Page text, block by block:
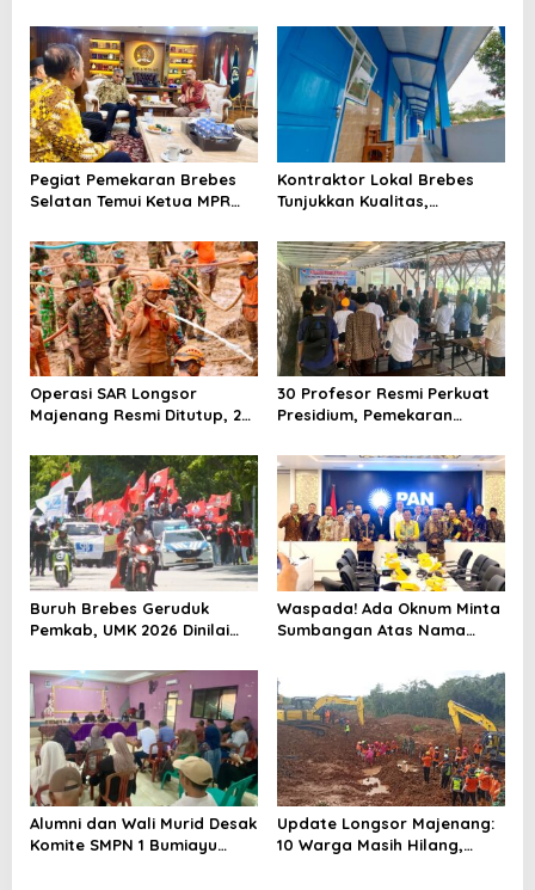
o
n
Telan Korban, Innova
Hantam Pohon di
Bantarkawung
Pansus DPRD Jateng Jadi
Tahap Berikutnya
Pegiat Pemekaran Brebes
Selatan Temui Ketua MPR
Dukungan Urus Berkas ke
Provinsi
Kontraktor Lokal Brebes
Tunjukkan Kualitas,
Negeri Brebes Rampung
Operasi SAR Longsor
Majenang Resmi Ditutup, 2
hingga Hari ke-10
30 Profesor Resmi Perkuat
Presidium, Pemekaran
Terbendung
Buruh Brebes Geruduk
Pemkab, UMK 2026 Dinilai
Waspada! Ada Oknum Minta
Sumbangan Atas Nama
Alumni dan Wali Murid Desak
Komite SMPN 1 Bumiayu
Update Longsor Majenang:
10 Warga Masih Hilang,